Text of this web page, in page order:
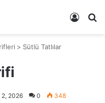
Kayıt
> Sütlü Tatlılar
2, 2026 0 348